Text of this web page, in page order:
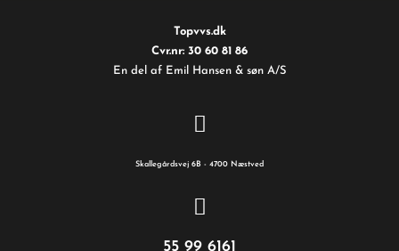
Topvvs.dk
Cvr.nr: 30 60 81 86
En del af Emil Hansen & søn A/S
Skallegårdsvej 6B - 4700 Næstved
55 99 6161